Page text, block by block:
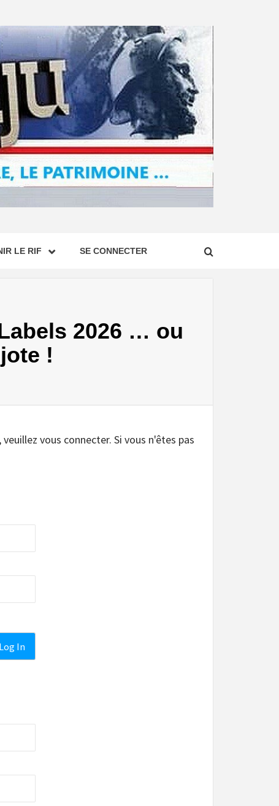
LE RIF SE CONNECTER
2026 … ou
!
vous connecter. Si vous n'êtes pas